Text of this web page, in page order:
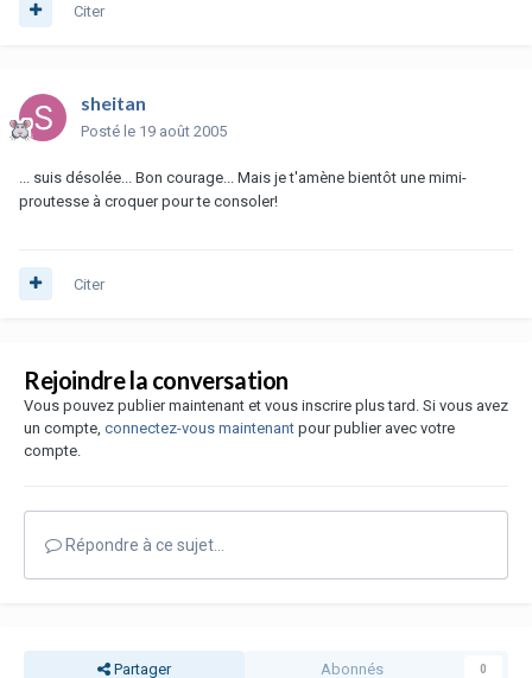
Citer
sheitan
Posté le 19 août 2005
... suis désolée... Bon courage... Mais je t'amène bientôt une mimi-
proutesse à croquer pour te consoler!
Citer
Rejoindre la conversation
Vous pouvez publier maintenant et vous inscrire plus tard. Si vous avez
un compte, connectez-vous maintenant pour publier avec votre
compte.
Répondre à ce sujet…
Partager Abonnés 0